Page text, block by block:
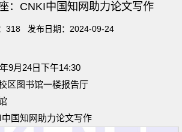
：CNKI中国知网助力论文写作
318 发布日期：2024-09-24
9月24日下午14:30
区图书馆一楼报告厅
国知网助力论文写作